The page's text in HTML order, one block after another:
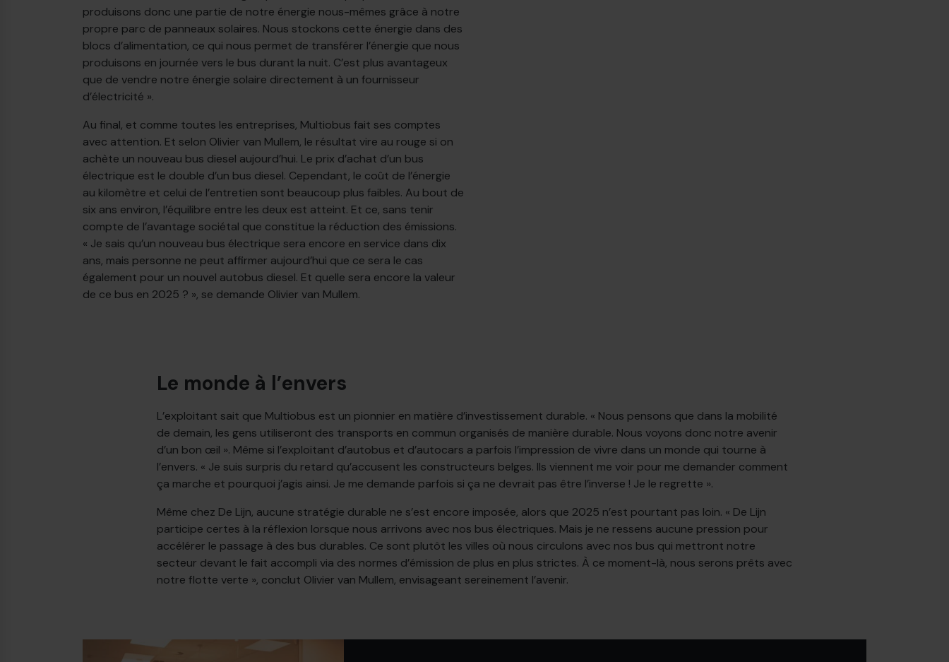
produisons donc une partie de notre énergie nous-mêmes grâce à notre
propre parc de panneaux solaires. Nous stockons cette énergie dans des
blocs d’alimentation, ce qui nous permet de transférer l’énergie que nous
produisons en journée vers le bus durant la nuit. C’est plus avantageux
que de vendre notre énergie solaire directement à un fournisseur
d’électricité ».
Au final, et comme toutes les entreprises, Multiobus fait ses comptes
avec attention. Et selon Olivier van Mullem, le résultat vire au rouge si on
achète un nouveau bus diesel aujourd’hui. Le prix d’achat d’un bus
électrique est le double d’un bus diesel. Cependant, le coût de l’énergie
au kilomètre et celui de l’entretien sont beaucoup plus faibles. Au bout de
six ans environ, l’équilibre entre les deux est atteint. Et ce, sans tenir
compte de l’avantage sociétal que constitue la réduction des émissions.
« Je sais qu’un nouveau bus électrique sera encore en service dans dix
ans, mais personne ne peut affirmer aujourd’hui que ce sera le cas
également pour un nouvel autobus diesel. Et quelle sera encore la valeur
de ce bus en 2025 ? », se demande Olivier van Mullem.
Le monde à l’envers
L’exploitant sait que Multiobus est un pionnier en matière d’investissement durable. « Nous pensons que dans la mobilité
de demain, les gens utiliseront des transports en commun organisés de manière durable. Nous voyons donc notre avenir
d’un bon œil ». Même si l’exploitant d’autobus et d’autocars a parfois l’impression de vivre dans un monde qui tourne à
l’envers. « Je suis surpris du retard qu’accusent les constructeurs belges. Ils viennent me voir pour me demander comment
ça marche et pourquoi j’agis ainsi. Je me demande parfois si ça ne devrait pas être l’inverse ! Je le regrette ».
Même chez De Lijn, aucune stratégie durable ne s’est encore imposée, alors que 2025 n’est pourtant pas loin. « De Lijn
participe certes à la réflexion lorsque nous arrivons avec nos bus électriques. Mais je ne ressens aucune pression pour
accélérer le passage à des bus durables. Ce sont plutôt les villes où nous circulons avec nos bus qui mettront notre
secteur devant le fait accompli via des normes d’émission de plus en plus strictes. À ce moment-là, nous serons prêts avec
notre flotte verte », conclut Olivier van Mullem, envisageant sereinement l’avenir.